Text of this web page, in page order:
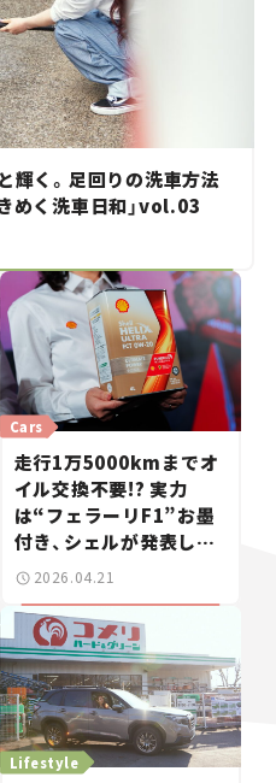
輝く。足回りの洗車方法
めく洗車日和」vol.03
Cars
走行1万5000kmまでオ
イル交換不要!? 実力
は“フェラーリF1”お墨
付き、シェルが発表した
新エンジンオイルが、僕
する
2026.04.21
Lifestyle